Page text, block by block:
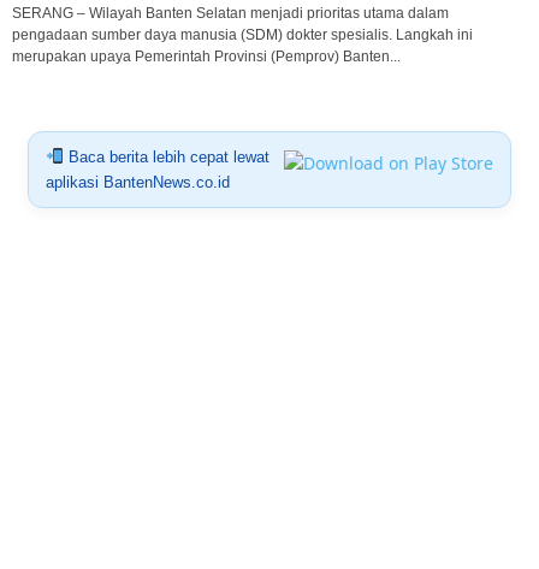
SERANG – Wilayah Banten Selatan menjadi prioritas utama dalam
pengadaan sumber daya manusia (SDM) dokter spesialis. Langkah ini
merupakan upaya Pemerintah Provinsi (Pemprov) Banten...
Baca berita lebih cepat lewat
aplikasi BantenNews.co.id